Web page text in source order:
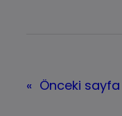
« Önceki sayfa